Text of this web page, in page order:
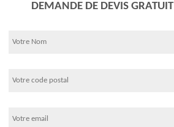
DEMANDE DE DEVIS GRATUIT